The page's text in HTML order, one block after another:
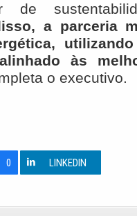
de
a parceria
às
o executivo.
0 LINKEDIN